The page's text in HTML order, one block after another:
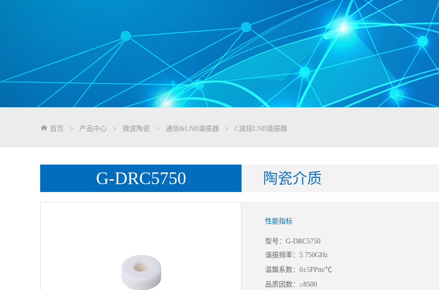
首页 > 产品中心 > 微波陶瓷 > 通信&LNB谐振器 > C波段LNB谐振器
G-DRC5750 陶瓷介质
性能指标
型号：G-DRC5750
谐振频率：5.750GHz
温飘系数：0±5PPm/℃
品质因数：≥8500